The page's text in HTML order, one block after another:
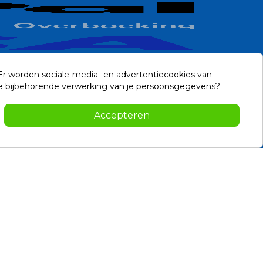
2026 Noviostores.nl. Alle rechten voorbehouden.
worden sociale-media- en advertentiecookies van
verwerking van je persoonsgegevens?
Accepteren